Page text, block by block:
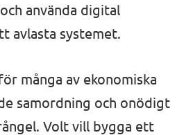
i Europa
använda digital
avlasta systemet.
många av ekonomiska
samordning och onödigt
Volt vill bygga ett